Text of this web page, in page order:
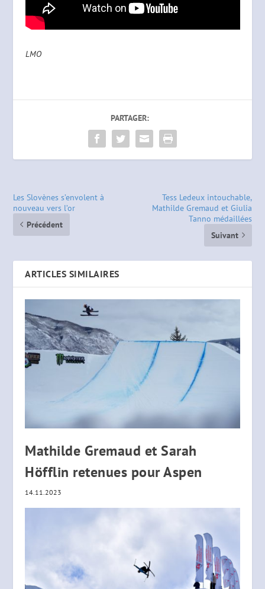
LMO
PARTAGER:
Les Slovènes s’envolent à
nouveau vers l’or
Précédent
Tess Ledeux intouchable,
Mathilde Gremaud et Giulia
Tanno médaillées
Suivant
ARTICLES SIMILAIRES
Mathilde Gremaud et Sarah
Höfflin retenues pour Aspen
14.11.2023